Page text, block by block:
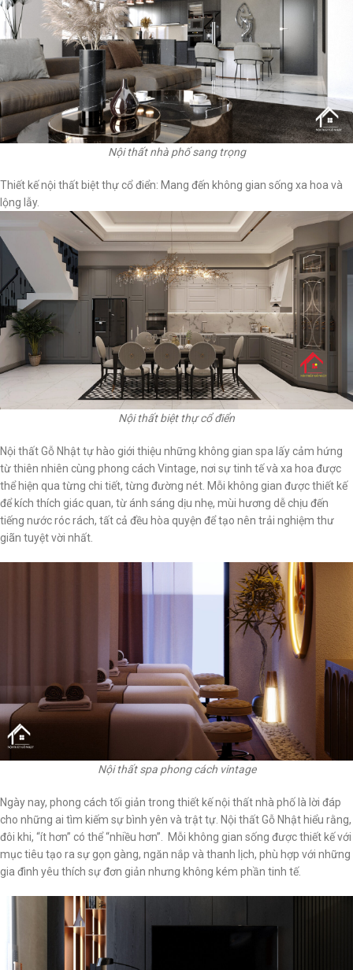
Nội thất nhà phố sang trọng
Thiết kế nội thất biệt thự cổ điển: Mang đến không gian sống xa hoa và
lộng lẫy.
Nội thất biệt thự cổ điển
Nội thất Gỗ Nhật tự hào giới thiệu những không gian spa lấy cảm hứng
từ thiên nhiên cùng phong cách Vintage, nơi sự tinh tế và xa hoa được
thể hiện qua từng chi tiết, từng đường nét. Mỗi không gian được thiết kế
để kích thích giác quan, từ ánh sáng dịu nhẹ, mùi hương dễ chịu đến
tiếng nước róc rách, tất cả đều hòa quyện để tạo nên trải nghiệm thư
giãn tuyệt vời nhất.
Nội thất spa phong cách vintage
Ngày nay, phong cách tối giản trong thiết kế nội thất nhà phố là lời đáp
cho những ai tìm kiếm sự bình yên và trật tự. Nội thất Gỗ Nhật hiểu rằng,
đôi khi, “ít hơn” có thể “nhiều hơn”. Mỗi không gian sống được thiết kế với
mục tiêu tạo ra sự gọn gàng, ngăn nắp và thanh lịch, phù hợp với những
gia đình yêu thích sự đơn giản nhưng không kém phần tinh tế.